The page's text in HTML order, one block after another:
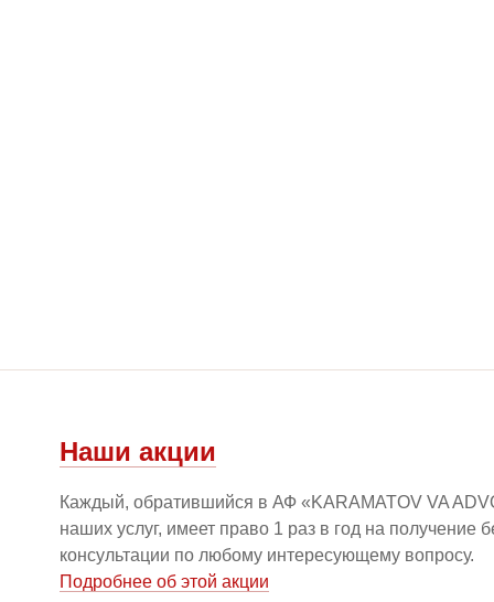
Наши акции
Каждый, обратившийся в АФ «KARAMATOV VA
наших услуг, имеет право 1 раз в год на получение
консультации по любому интересующему вопросу.
Подробнее об этой акции